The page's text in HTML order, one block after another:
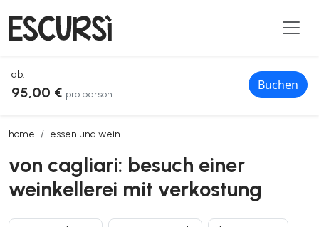
ab:
95,00 € pro person
Buchen
home essen und wein
von cagliari: besuch einer weinkellerei mit verkostung
von cagliari: besuch einer
weinkellerei mit verkostung